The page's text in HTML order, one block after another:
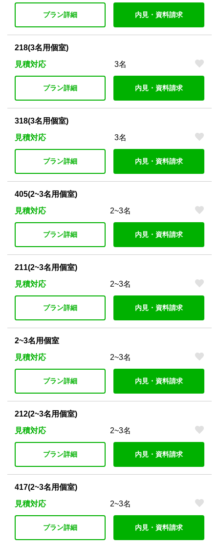
プラン詳細 内見・資料請求
218(3名用個室)
見積対応
3名
プラン詳細 内見・資料請求
318(3名用個室)
見積対応
3名
プラン詳細 内見・資料請求
405(2~3名用個室)
見積対応
2~3名
プラン詳細 内見・資料請求
211(2~3名用個室)
見積対応
2~3名
プラン詳細 内見・資料請求
2~3名用個室
見積対応
2~3名
プラン詳細 内見・資料請求
212(2~3名用個室)
見積対応
2~3名
プラン詳細 内見・資料請求
417(2~3名用個室)
見積対応
2~3名
プラン詳細 内見・資料請求